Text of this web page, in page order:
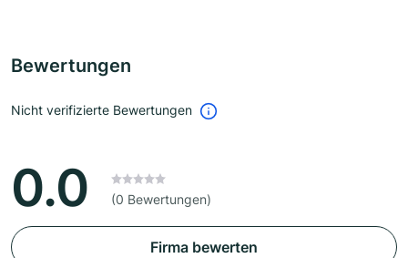
Bewertungen
Nicht verifizierte Bewertungen
0.0 (0 Bewertungen)
Firma bewerten